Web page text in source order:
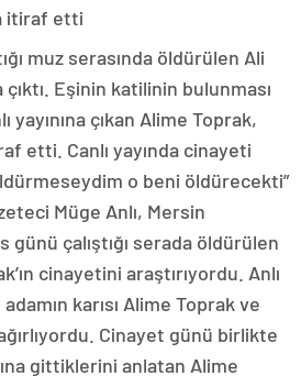
itiraf etti
muz serasında öldürülen Ali
Eşinin katilinin bulunması
yayınına çıkan Alime Toprak,
etti. Canlı yayında cinayeti
o beni öldürecekti”
Müge Anlı, Mersin
günü çalıştığı serada öldürülen
cinayetini araştırıyordu. Anlı
karısı Alime Toprak ve
Cinayet günü birlikte
gittiklerini anlatan Alime